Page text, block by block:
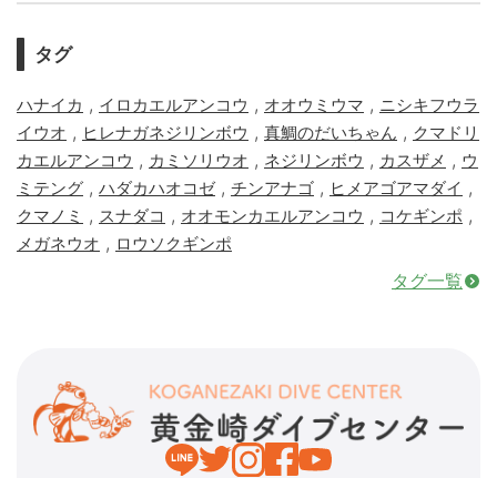
タグ
ハナイカ , イロカエルアンコウ , オオウミウマ , ニシキフウラ
イウオ , ヒレナガネジリンボウ , 真鯛のだいちゃん , クマドリ
カエルアンコウ , カミソリウオ , ネジリンボウ , カスザメ , ウ
ミテング , ハダカハオコゼ, チンアナゴ , ヒメアゴアマダイ ,
クマノミ , スナダコ , オオモンカエルアンコウ , コケギンポ ,
メガネウオ , ロウソクギンポ
タグ一覧